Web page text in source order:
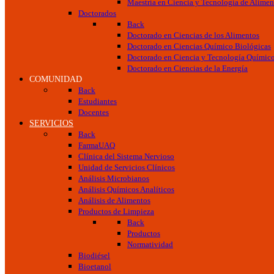
Maestría en Ciencia y Tecnología de
Doctorados
Back
Doctorado en Ciencias de los Alimentos
Doctorado en Ciencias Químico Biológicas
Doctorado en Ciencia y Tecnología
Doctorado en Ciencias de la Energía
COMUNIDAD
Back
Estudiantes
Docentes
SERVICIOS
Back
FarmaUAQ
Clínica del Sistema Nervioso
Unidad de Servicios Clínicos
Análisis Microbianos
Análisis Químicos Analíticos
Análisis de Alimentos
Productos de Limpieza
Back
Productos
Normatividad
Biodiésel
Bioetanol